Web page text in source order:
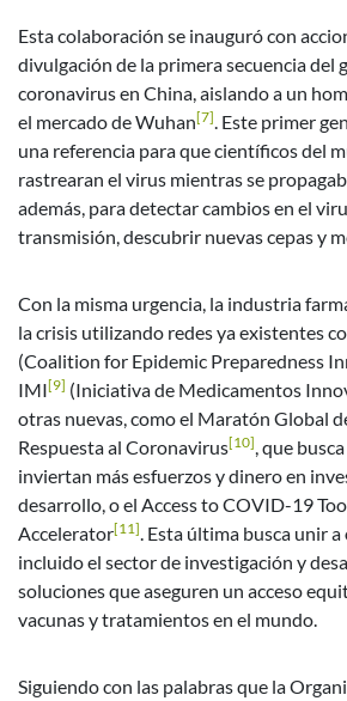
Esta colaboración se inauguró con
divulgación de la primera secuencia del
coronavirus en China, aislando a un
el mercado de Wuhan[7]. Este primer
una referencia para que científicos del
rastrearan el virus mientras se
además, para detectar cambios en el
transmisión, descubrir nuevas cepas y
Con la misma urgencia, la industria
la crisis utilizando redes ya existentes
(Coalition for Epidemic Preparedness
IMI[9] (Iniciativa de Medicamentos
otras nuevas, como el Maratón Global
Respuesta al Coronavirus[10], que
inviertan más esfuerzos y dinero en
desarrollo, o el Access to COVID-19
Accelerator[11]. Esta última busca unir
incluido el sector de investigación y
soluciones que aseguren un acceso
vacunas y tratamientos en el mundo.
Siguiendo con las palabras que la